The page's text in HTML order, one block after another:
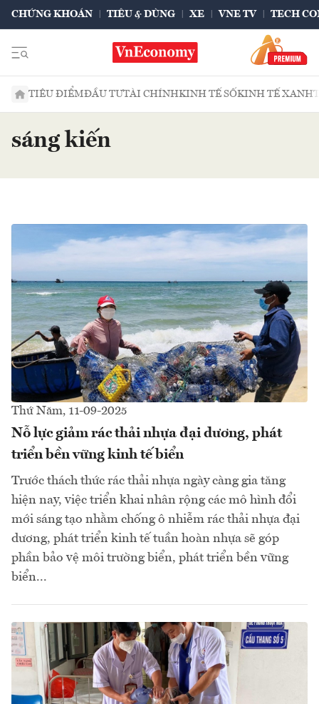
CHỨNG KHOÁN TIÊU & DÙNG XE VNE TV TECH
TIÊU ĐIỂMĐẦU TƯTÀI CHÍNHKINH TẾ SỐKINH TẾ XANH
sáng kiến
Thứ Năm, 11-09-2025
Nỗ lực giảm rác thải nhựa đại dương, phát
triển bền vững kinh tế biển
Trước thách thức rác thải nhựa ngày càng gia tăng
hiện nay, việc triển khai nhân rộng các mô hình đổi
mới sáng tạo nhằm chống ô nhiễm rác thải nhựa đại
dương, phát triển kinh tế tuần hoàn nhựa sẽ góp
phần bảo vệ môi trường biển, phát triển bền vững
biển...